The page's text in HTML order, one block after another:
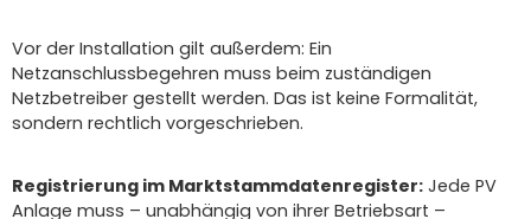
Vor der Installation gilt außerdem: Ein
Netzanschlussbegehren muss beim zuständigen
Netzbetreiber gestellt werden. Das ist keine Formalität,
sondern rechtlich vorgeschrieben.
Registrierung im Marktstammdatenregister: Jede PV
Anlage muss – unabhängig von ihrer Betriebsart –